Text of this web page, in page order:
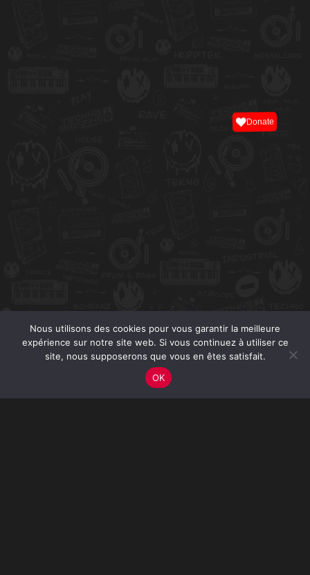
Nous utilisons des cookies pour vous garantir la meilleure
expérience sur notre site web. Si vous continuez à utiliser ce
site, nous supposerons que vous en êtes satisfait.
OK
Donate